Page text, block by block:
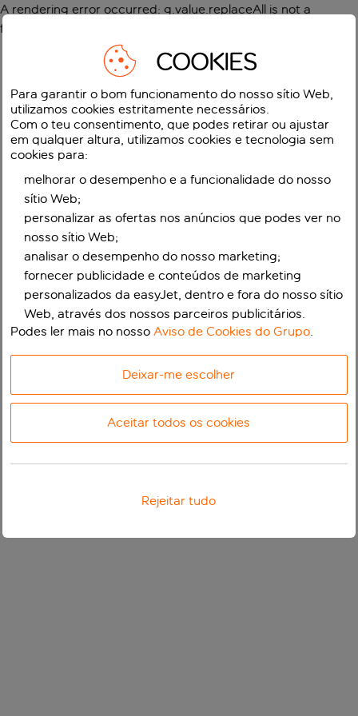
A rendering error occurred: g.value.replaceAll is not a
function
COOKIES
Para garantir o bom funcionamento do nosso sítio Web,
utilizamos cookies estritamente necessários.
Com o teu consentimento, que podes retirar ou ajustar
em qualquer altura, utilizamos cookies e tecnologia sem
cookies para:
melhorar o desempenho e a funcionalidade do nosso
sítio Web;
personalizar as ofertas nos anúncios que podes ver no
nosso sítio Web;
analisar o desempenho do nosso marketing;
fornecer publicidade e conteúdos de marketing
personalizados da easyJet, dentro e fora do nosso sítio
Web, através dos nossos parceiros publicitários.
Podes ler mais no nossoAviso de Cookies do Grupo.
Deixar-me escolher
Aceitar todos os cookies
Rejeitar tudo